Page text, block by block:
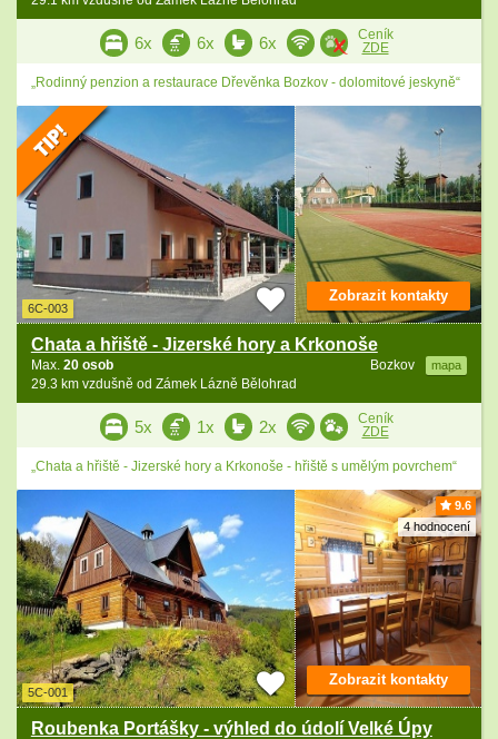
6x 6x 6x
Ceník
ZDE
„Rodinný penzion a restaurace Dřevěnka Bozkov - dolomitové jeskyně“
6C-003
Chata a hřiště - Jizerské hory a Krkonoše
Bozkov mapa
Max. 20 osob
29.3 km vzdušně od Zámek Lázně Bělohrad
Zobrazit kontakty
5x 1x 2x
Ceník
ZDE
„Chata a hřiště - Jizerské hory a Krkonoše - hřiště s umělým povrchem“
9.6
4 hodnocení
5C-001
Roubenka Portášky - výhled do údolí Velké Úpy
Zobrazit kontakty